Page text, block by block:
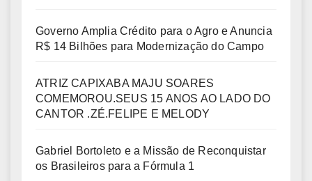
Governo Amplia Crédito para o Agro e Anuncia
R$ 14 Bilhões para Modernização do Campo
ATRIZ CAPIXABA MAJU SOARES
COMEMOROU.SEUS 15 ANOS AO LADO DO
CANTOR .ZÉ.FELIPE E MELODY
Gabriel Bortoleto e a Missão de Reconquistar
os Brasileiros para a Fórmula 1